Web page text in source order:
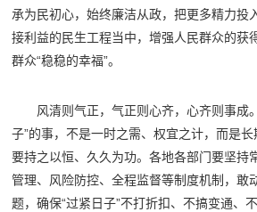
承为民初心，始终廉洁从政，把更多精力投
接利益的民生工程当中，增强人民群众的获
群众“稳稳的幸福”。
风清则气正，气正则心齐，心齐则事成
子”的事，不是一时之需、权宜之计，而是
要持之以恒、久久为功。各地各部门要坚持
管理、风险防控、全程监督等制度机制，敢
题，确保“过紧日子”不打折扣、不搞变通、